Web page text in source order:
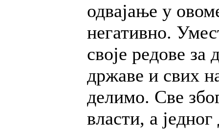
одвајање у
негативно.
своје редове за
државе и свих
делимо. Све
власти, а